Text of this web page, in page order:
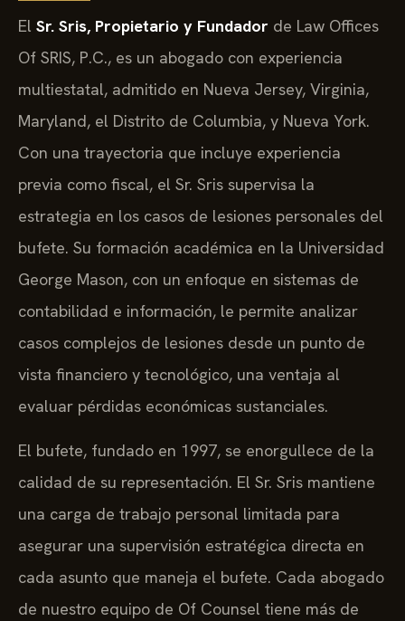
El Sr. Sris, Propietario y Fundador de Law Offices
Of SRIS, P.C., es un abogado con experiencia
multiestatal, admitido en Nueva Jersey, Virginia,
Maryland, el Distrito de Columbia, y Nueva York.
Con una trayectoria que incluye experiencia
previa como fiscal, el Sr. Sris supervisa la
estrategia en los casos de lesiones personales del
bufete. Su formación académica en la Universidad
George Mason, con un enfoque en sistemas de
contabilidad e información, le permite analizar
casos complejos de lesiones desde un punto de
vista financiero y tecnológico, una ventaja al
evaluar pérdidas económicas sustanciales.
El bufete, fundado en 1997, se enorgullece de la
calidad de su representación. El Sr. Sris mantiene
una carga de trabajo personal limitada para
asegurar una supervisión estratégica directa en
cada asunto que maneja el bufete. Cada abogado
de nuestro equipo de Of Counsel tiene más de